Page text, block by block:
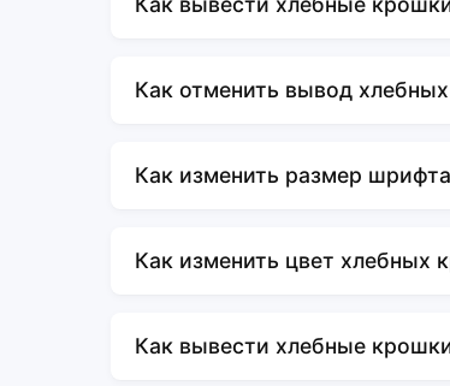
Как отменить вывод
Как изменить размер
Как изменить цвет хлебных
Как вывести хлебные